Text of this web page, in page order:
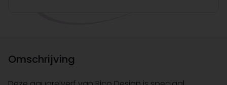
Omschrijving